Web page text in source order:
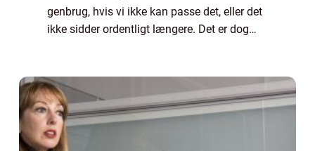
genbrug, hvis vi ikke kan passe det, eller det
ikke sidder ordentligt længere. Det er dog